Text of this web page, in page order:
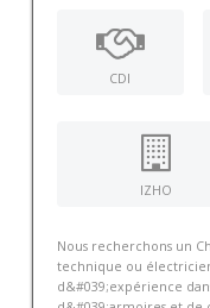
CDI
IZHO
Nous recherchons un
technique ou
d&#039;expérience